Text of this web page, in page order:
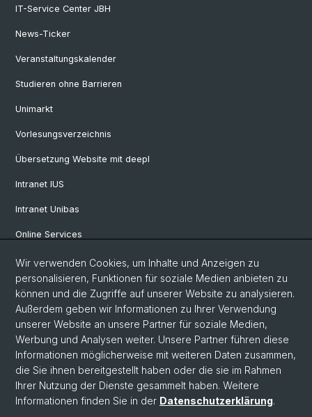
IT-Service Center JBH
News-Ticker
Veranstaltungskalender
Studieren ohne Barrieren
Unimarkt
Vorlesungsverzeichnis
Übersetzung Website mit deepl
Intranet IUS
Intranet Unibas
Online Services
Social Media
Instagram
LinkedIn
TikTok
Wir verwenden Cookies, um Inhalte und Anzeigen zu
personalisieren, Funktionen für soziale Medien anbieten zu
können und die Zugriffe auf unserer Website zu analysieren.
Außerdem geben wir Informationen zu Ihrer Verwendung
unserer Website an unsere Partner für soziale Medien,
Werbung und Analysen weiter. Unsere Partner führen diese
Informationen möglicherweise mit weiteren Daten zusammen,
die Sie ihnen bereitgestellt haben oder die sie im Rahmen
Ihrer Nutzung der Dienste gesammelt haben. Weitere
Informationen finden Sie in der Datenschutzerklärung.